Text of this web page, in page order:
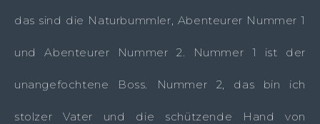
das sind die Naturbummler, Abenteurer Nummer 1
und Abenteurer Nummer 2. Nummer 1 ist der
unangefochtene Boss. Nummer 2, das bin ich
stolzer Vater und die schützende Hand von